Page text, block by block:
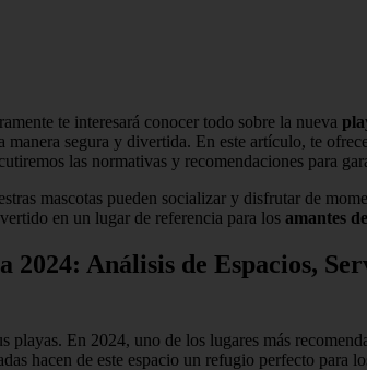
te interesará conocer todo sobre la nueva
segura y divertida. En este artículo, te
las normativas y recomendaciones para
mascotas pueden socializar y disfrutar de
en un lugar de referencia para los amantes
Análisis de Espacios,
playas. En 2024, uno de los lugares más
hacen de este espacio un refugio perfecto para